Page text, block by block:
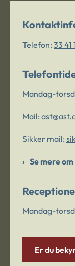
Telefon: 33 41
Mandag-
Mail:
Sikker mail:
Se mere
Mandag-
Er du